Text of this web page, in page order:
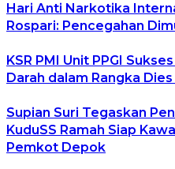
Hari Anti Narkotika
Rospari: Pencegahan
KSR PMI Unit PPGI
Darah dalam Rangka
Supian Suri Tegaskan
KuduSS Ramah Siap
Pemkot Depok